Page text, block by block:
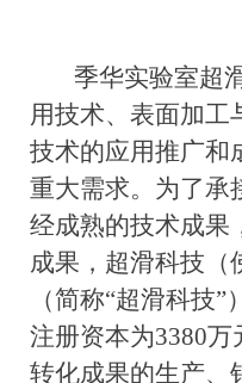
季华实验室超
用技术、表面加工
技术的应用推广和
重大需求。为了承
经成熟的技术成果
成果，超滑科技（
（简称“超滑科技”
注册资本为3380万
转化成果的生产、